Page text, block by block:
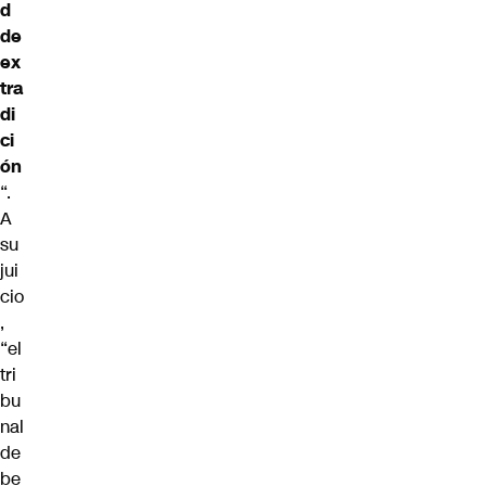
d
de
ex
tra
di
ci
ón
“.
A
su
jui
cio
,
“el
tri
bu
nal
de
be